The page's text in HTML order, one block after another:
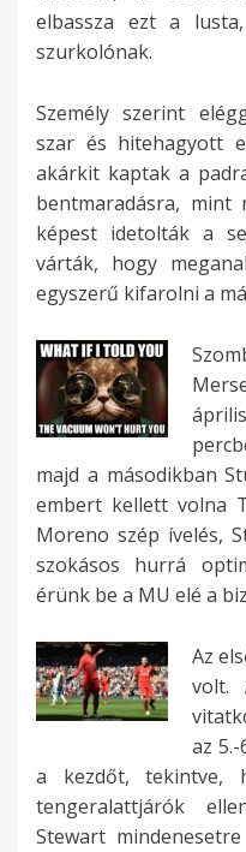
elbassza ezt a
szurkolónak.
Személy szerint
szar és hitehagyott
akárkit kaptak a
bentmaradásra, mint
képest idetolták a
várták, hogy
egyszerű kifarolni a
majd a másodikban
embert kellett volna
Moreno szép ívelés,
szokásos hurrá
érünk be a MU elé a
Az
volt.
az
a kezdőt,
tengeralattjárók
Stewart